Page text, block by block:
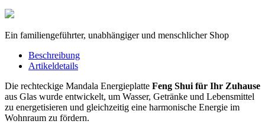
Ein familiengeführter, unabhängiger und menschlicher Shop
Beschreibung
Artikeldetails
Die rechteckige Mandala Energieplatte Feng Shui für Ihr Zuhause
aus Glas wurde entwickelt, um Wasser, Getränke und Lebensmittel
zu energetisieren und gleichzeitig eine harmonische Energie im
Wohnraum zu fördern.